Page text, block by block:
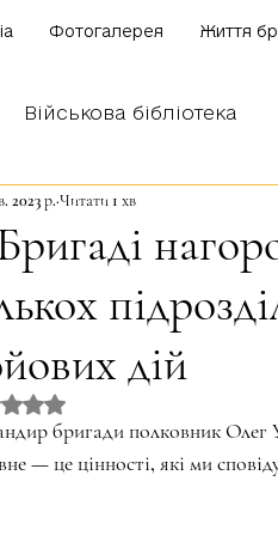
Фотогалерея Життя
Військова бібліотека
Блог наших
дій
2023 р. Читати 1 хв
Оцінка: NaN з 5 зірок.
бригади полковник Олег
— це цінності, які ми